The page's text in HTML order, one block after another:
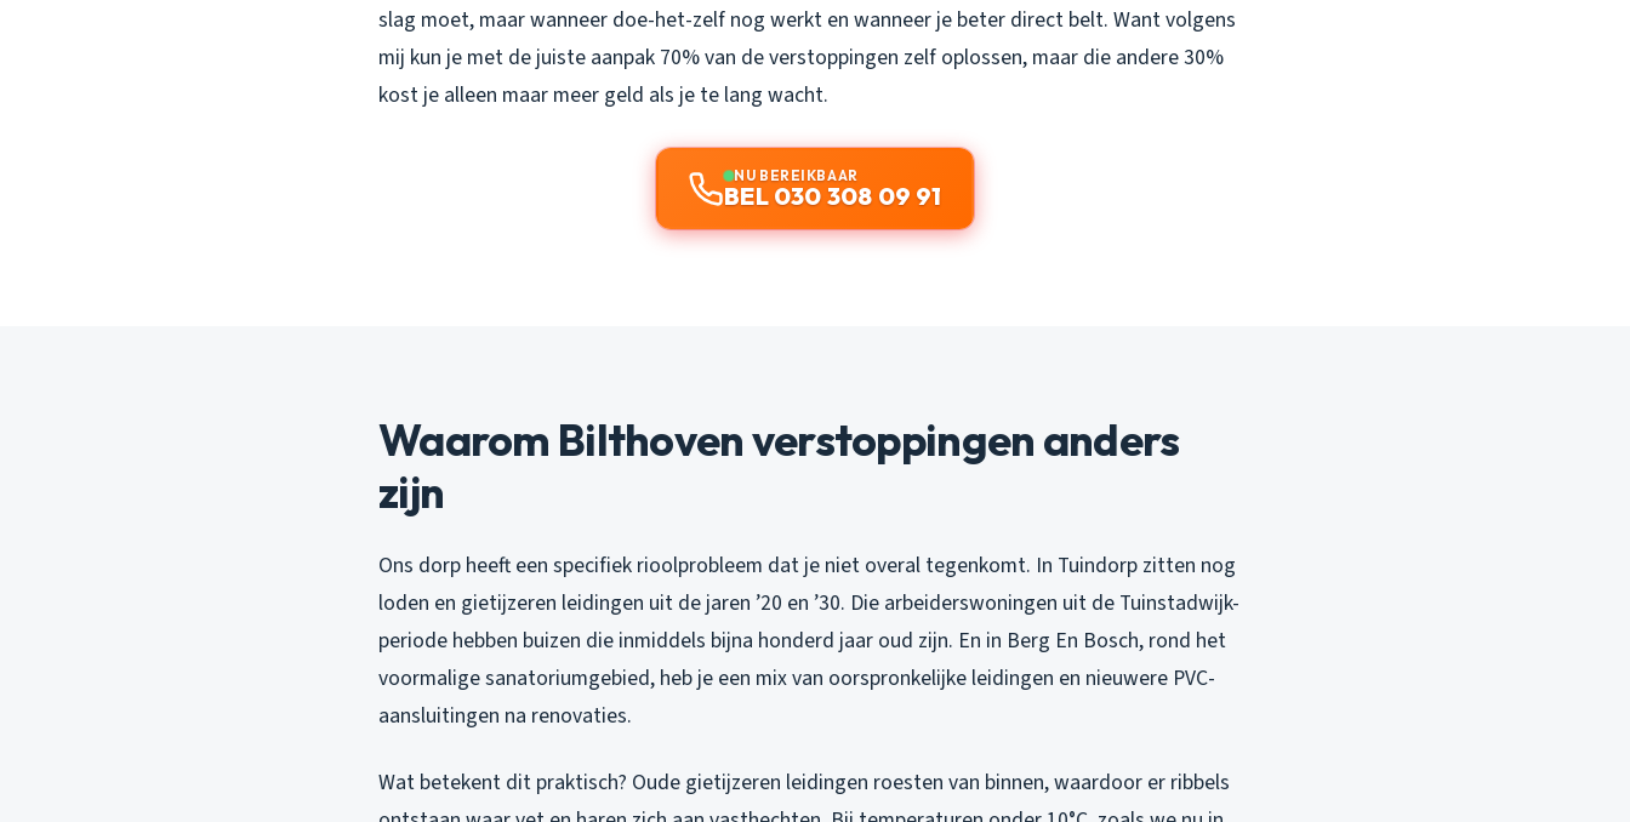
slag moet, maar wanneer doe-het-zelf nog werkt en wanneer je beter direct belt. Want volgens
mij kun je met de juiste aanpak 70% van de verstoppingen zelf oplossen, maar die andere 30%
kost je alleen maar meer geld als je te lang wacht.
NU BEREIKBAAR
BEL 030 308 09 91
Waarom Bilthoven verstoppingen anders
zijn
Ons dorp heeft een specifiek rioolprobleem dat je niet overal tegenkomt. In Tuindorp zitten nog
loden en gietijzeren leidingen uit de jaren ’20 en ’30. Die arbeiderswoningen uit de Tuinstadwijk-
periode hebben buizen die inmiddels bijna honderd jaar oud zijn. En in Berg En Bosch, rond het
voormalige sanatoriumgebied, heb je een mix van oorspronkelijke leidingen en nieuwere PVC-
aansluitingen na renovaties.
Wat betekent dit praktisch? Oude gietijzeren leidingen roesten van binnen, waardoor er ribbels